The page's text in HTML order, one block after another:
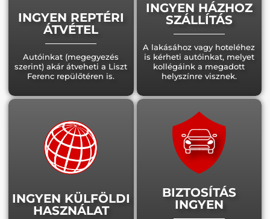
INGYEN REPTÉRI
ÁTVÉTEL
Autóinkat (megegyezés
szerint) akár átveheti a Liszt
Ferenc repülőtéren is.
INGYEN HÁZHOZ
SZÁLLÍTÁS
A lakásához vagy hoteléhez
is kérheti autóinkat, melyet
kollégáink a megadott
helyszínre visznek.
INGYEN KÜLFÖLDI
HASZNÁLAT
BIZTOSÍTÁS
INGYEN